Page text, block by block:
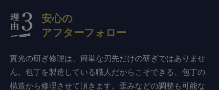
安心の
アフターフォロー
實光の研ぎ修理は、簡単な刃先だけの研ぎではありませ
ん。包丁を製造している職人だからこそできる、包丁の
構造から修理させて頂きます。歪みなどの調整も可能な